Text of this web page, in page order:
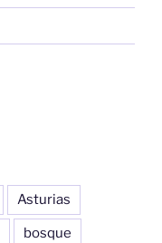
Asturias
bosque